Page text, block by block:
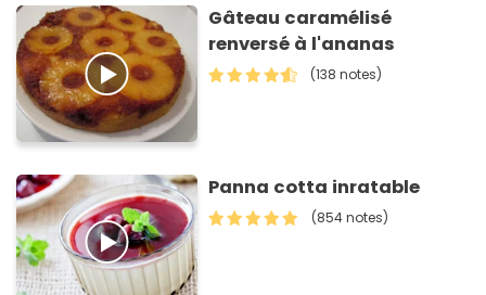
Gâteau caramélisé
renversé à l'ananas
(138 notes)
Panna cotta inratable
(854 notes)